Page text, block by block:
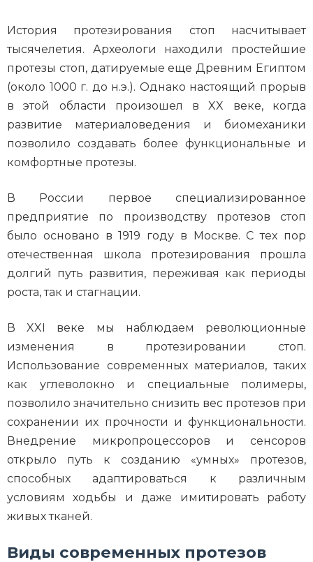
История протезирования стоп насчитывает
тысячелетия. Археологи находили простейшие
протезы стоп, датируемые еще Древним Египтом
(около 1000 г. до н.э.). Однако настоящий прорыв
в этой области произошел в XX веке, когда
развитие материаловедения и биомеханики
позволило создавать более функциональные и
комфортные протезы.
В России первое специализированное
предприятие по производству протезов стоп
было основано в 1919 году в Москве. С тех пор
отечественная школа протезирования прошла
долгий путь развития, переживая как периоды
роста, так и стагнации.
В XXI веке мы наблюдаем революционные
изменения в протезировании стоп.
Использование современных материалов, таких
как углеволокно и специальные полимеры,
позволило значительно снизить вес протезов при
сохранении их прочности и функциональности.
Внедрение микропроцессоров и сенсоров
открыло путь к созданию «умных» протезов,
способных адаптироваться к различным
условиям ходьбы и даже имитировать работу
живых тканей.
Виды современных протезов